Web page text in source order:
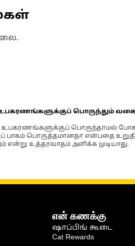
பொருந்தும்
உபகரணங்களுக்குப் பொருந்தாமல்
பொருத்தமானதா என்பதை
உத்தரவாதம் அளிக்க முடியாது.
என் கணக்கு
ஷாப்பிங் கூடை
Cat Rewards